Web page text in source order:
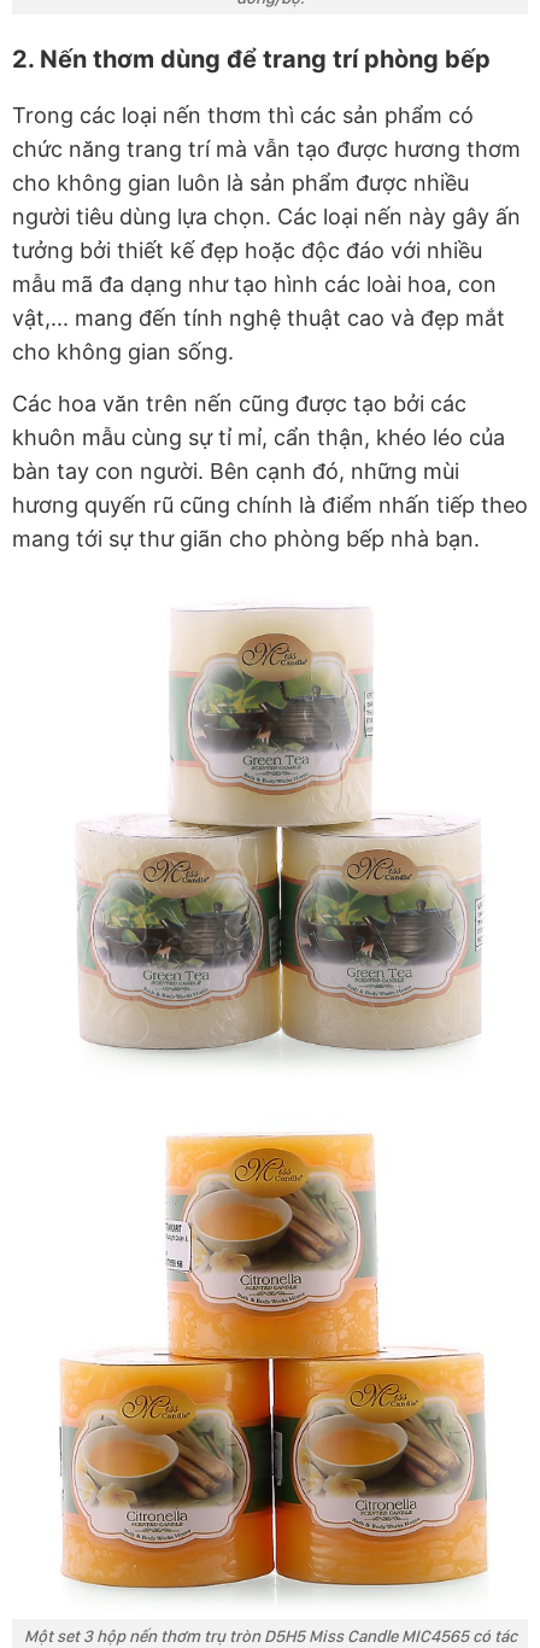
2. Nến thơm dùng để trang trí phòng bếp
Trong các loại nến thơm thì các sản phẩm có
chức năng trang trí mà vẫn tạo được hương thơm
cho không gian luôn là sản phẩm được nhiều
người tiêu dùng lựa chọn. Các loại nến này gây ấn
tưởng bởi thiết kế đẹp hoặc độc đáo với nhiều
mẫu mã đa dạng như tạo hình các loài hoa, con
vật,... mang đến tính nghệ thuật cao và đẹp mắt
cho không gian sống.
Các hoa văn trên nến cũng được tạo bởi các
khuôn mẫu cùng sự tỉ mỉ, cẩn thận, khéo léo của
bàn tay con người. Bên cạnh đó, những mùi
hương quyến rũ cũng chính là điểm nhấn tiếp theo
mang tới sự thư giãn cho phòng bếp nhà bạn.
Một set 3 hộp nến thơm trụ tròn D5H5 Miss Candle MIC4565 có tác